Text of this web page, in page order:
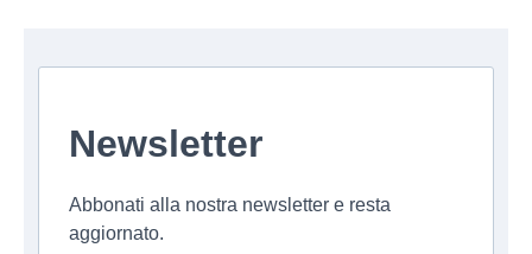
Newsletter
Abbonati alla nostra newsletter e resta
aggiornato.